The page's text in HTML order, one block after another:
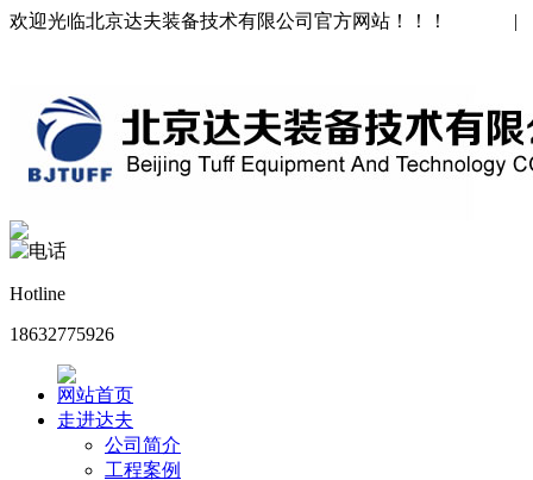
欢迎光临北京达夫装备技术有限公司官方网站！！！
|
Hotline
18632775926
网站首页
走进达夫
公司简介
工程案例